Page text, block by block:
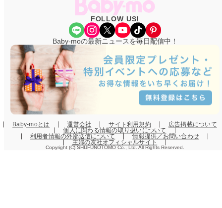
FOLLOW US!
Share Icon Instagram X YouTube TikTok Pinterest
Baby-moの最新ニュースを毎日配信中！
Baby-moとは 運営会社 サイト利用規約
広告掲載について
個人に関わる情報の取り扱いについて
利用者情報の外部送信について
情報提供／お問い合わせ
主婦の友社オフィシャルサイト
Copyright (C) SHUFUNOTOMO Co., Ltd. All Rights Reserved.